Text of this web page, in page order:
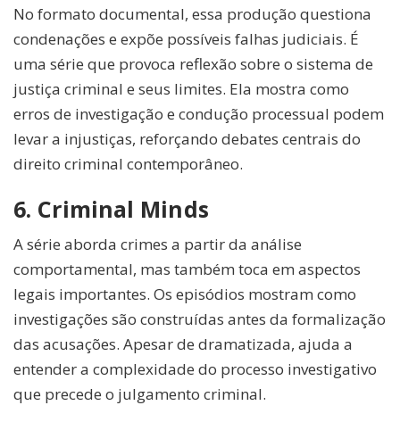
No formato documental, essa produção questiona
condenações e expõe possíveis falhas judiciais. É
uma série que provoca reflexão sobre o sistema de
justiça criminal e seus limites. Ela mostra como
erros de investigação e condução processual podem
levar a injustiças, reforçando debates centrais do
direito criminal contemporâneo.
6. Criminal Minds
A série aborda crimes a partir da análise
comportamental, mas também toca em aspectos
legais importantes. Os episódios mostram como
investigações são construídas antes da formalização
das acusações. Apesar de dramatizada, ajuda a
entender a complexidade do processo investigativo
que precede o julgamento criminal.